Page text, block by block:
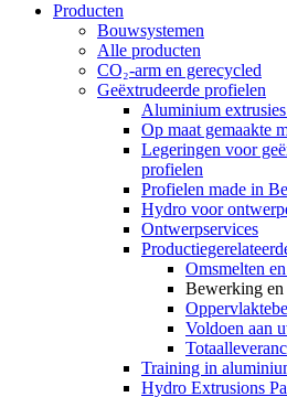
Producten
Bouwsystemen
Alle producten
CO₂-arm en gerecycled
Geëxtrudeerde profielen
Aluminium
Op maat gemaakte
Legeringen voor
profielen
Profielen made in
Hydro voor
Ontwerpservices
Omsmelten
Bewerking en
Voldoen aan
Training in
Hydro Extrusions